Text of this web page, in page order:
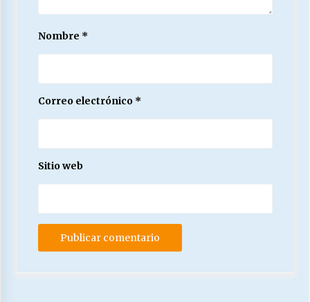
Nombre *
Correo electrónico *
Sitio web